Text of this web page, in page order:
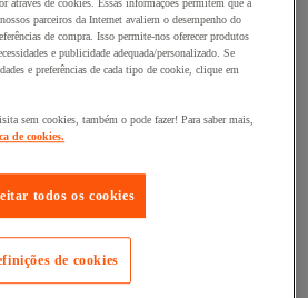
e volumosa
fixo e taipal
de encomendas
móvel
através de cookies. Essas informações permitem que a
parceiros da Internet avaliem o desempenho do
de compra. Isso permite-nos oferecer produtos
e publicidade adequada/personalizado. Se
e preferências de cada tipo de cookie, clique em
sem cookies, também o pode fazer! Para saber mais,
de cookies.
todos os cookies
de cookies